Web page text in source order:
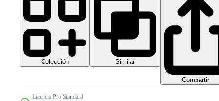
Colección Similar
Compartir
Licencia Pro Standard